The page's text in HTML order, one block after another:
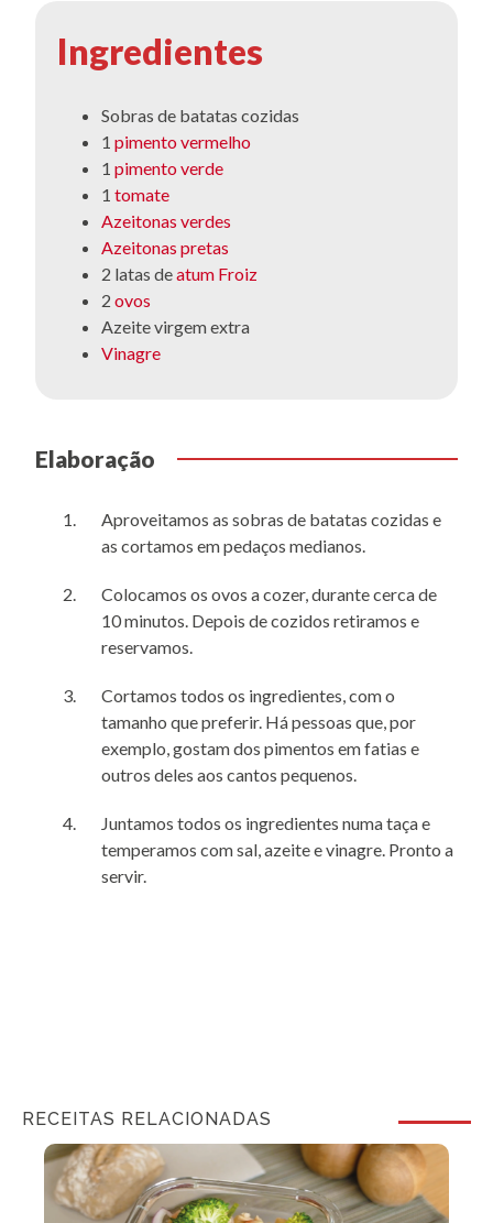
Ingredientes
Sobras de batatas cozidas
1 pimento vermelho
1 pimento verde
1 tomate
Azeitonas verdes
Azeitonas pretas
2 latas deatum Froiz
2 ovos
Azeite virgem extra
Vinagre
Elaboração
Aproveitamos as sobras de batatas cozidas e
as cortamos em pedaços medianos.
Colocamos os ovos a cozer, durante cerca de
10 minutos. Depois de cozidos retiramos e
reservamos.
Cortamos todos os ingredientes, com o
tamanho que preferir. Há pessoas que, por
exemplo, gostam dos pimentos em fatias e
outros deles aos cantos pequenos.
Juntamos todos os ingredientes numa taça e
temperamos com sal, azeite e vinagre. Pronto a
servir.
RECEITAS RELACIONADAS